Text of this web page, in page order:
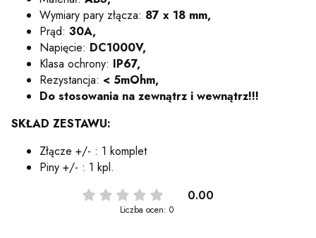
Wymiary pary złącza: 87 x 18 mm,
Prąd: 30A,
Napięcie: DC1000V,
Klasa ochrony: IP67,
Rezystancja: < 5mOhm,
Do stosowania na zewnątrz i wewnątrz!!!
SKŁAD ZESTAWU:
Złącze +/- : 1 komplet
Piny +/- : 1 kpl.
0.00
Liczba ocen: 0